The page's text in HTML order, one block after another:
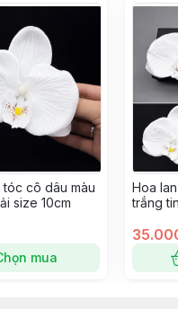
tóc cô dâu màu
size 10cm
mua
Hoa
trắng